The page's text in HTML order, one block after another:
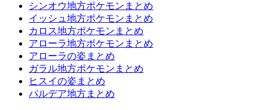
シンオウ地方ポケモンまとめ
イッシュ地方ポケモンまとめ
カロス地方ポケモンまとめ
アローラ地方ポケモンまとめ
アローラの姿まとめ
ガラル地方ポケモンまとめ
ヒスイの姿まとめ
パルデア地方まとめ